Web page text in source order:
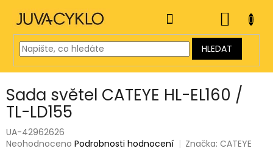
obsah
HLEDAT
KOŠÍK
Sada světel CATEYE HL-EL160 /
TL-LD155
UA-42962626
Průměrné
Neohodnoceno Podrobnosti hodnocení Značka:CATEYE